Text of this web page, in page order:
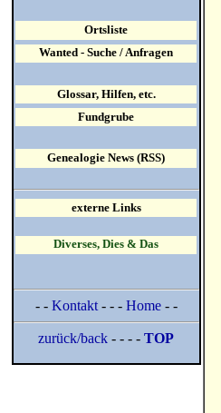
Ortsliste
Wanted - Suche / Anfragen
Glossar, Hilfen, etc.
Fundgrube
Genealogie News (RSS)
externe Links
Diverses, Dies & Das
- - Kontakt- - - Home- -
zurück/back - - - -TOP